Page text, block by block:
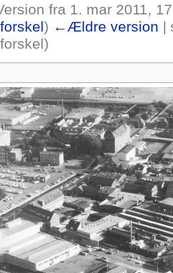
fra 1. mar 2011,
forskel) ←Ældre version |